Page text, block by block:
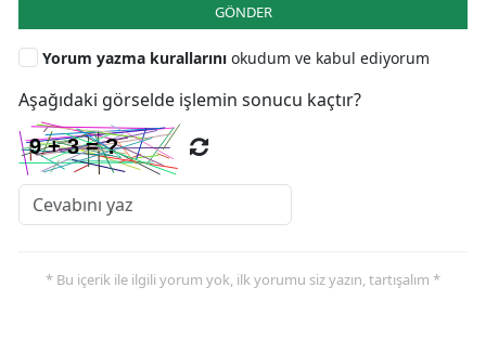
GÖNDER
Yorum yazma kurallarını okudum ve kabul ediyorum
Aşağıdaki görselde işlemin sonucu kaçtır?
* Bu içerik ile ilgili yorum yok, ilk yorumu siz yazın, tartışalım *